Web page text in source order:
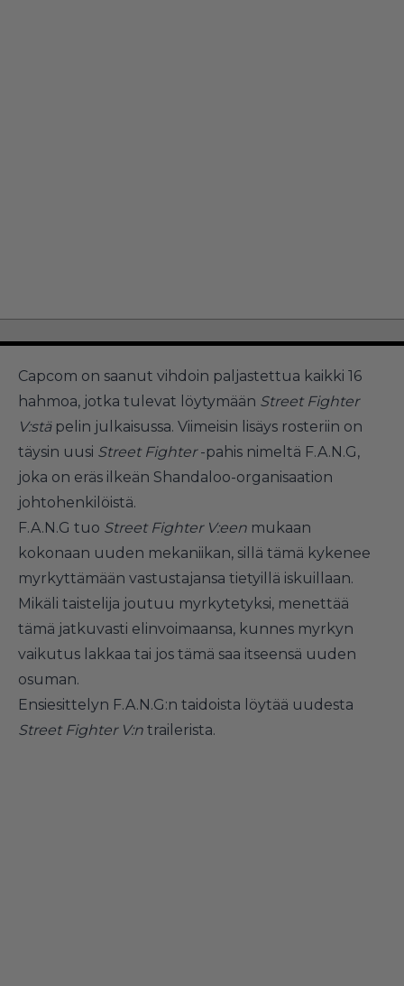
Capcom on saanut vihdoin paljastettua kaikki 16
hahmoa, jotka tulevat löytymään Street Fighter
V:stäpelin julkaisussa. Viimeisin lisäys rosteriin on
täysin uusi Street Fighter-pahis nimeltä F.A.N.G,
joka on eräs ilkeän Shandaloo-organisaation
johtohenkilöistä.
F.A.N.G tuo Street Fighter V:een mukaan
kokonaan uuden mekaniikan, sillä tämä kykenee
myrkyttämään vastustajansa tietyillä iskuillaan.
Mikäli taistelija joutuu myrkytetyksi, menettää
tämä jatkuvasti elinvoimaansa, kunnes myrkyn
vaikutus lakkaa tai jos tämä saa itseensä uuden
osuman.
Ensiesittelyn F.A.N.G:n taidoista löytää uudesta
Street Fighter V:n trailerista.